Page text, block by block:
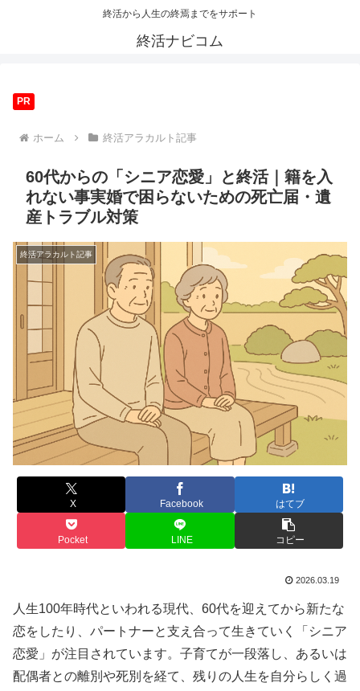
終活から人生の終焉までをサポート
終活ナビコム
PR
ホーム 終活アラカルト記事
60代からの「シニア恋愛」と終活｜籍を入
れない事実婚で困らないための死亡届・遺
産トラブル対策
終活アラカルト記事
X Facebook はてブ
Pocket LINE コピー
2026.03.19
人生100年時代といわれる現代、60代を迎えてから新たな
恋をしたり、パートナーと支え合って生きていく「シニア
恋愛」が注目されています。子育てが一段落し、あるいは
配偶者との離別や死別を経て、残りの人生を自分らしく過